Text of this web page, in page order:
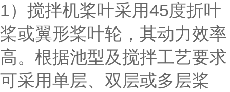
1）搅拌机桨叶采用45度折叶
桨或翼形桨叶轮，其动力效率
高。根据池型及搅拌工艺要求
可采用单层、双层或多层桨